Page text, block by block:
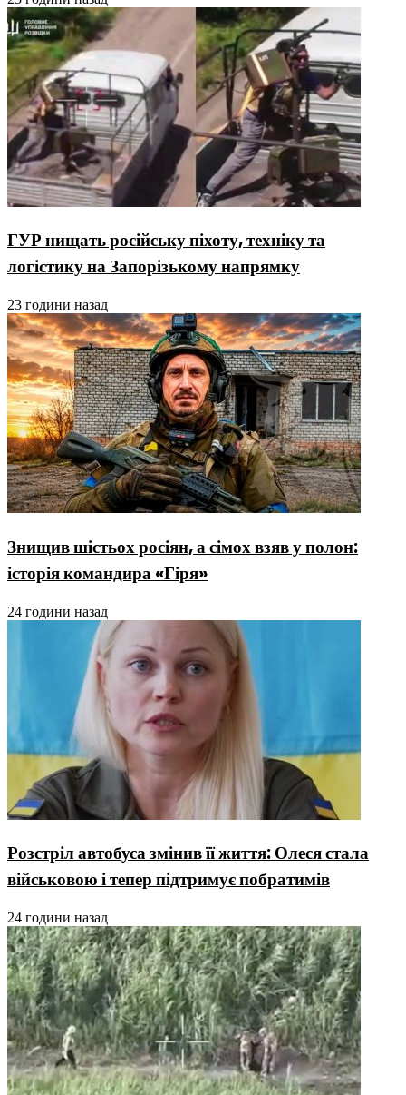
ГУР нищать російську піхоту, техніку та
логістику на Запорізькому напрямку
23 години назад
Знищив шістьох росіян, а сімох взяв у полон:
історія командира «Гіря»
24 години назад
Розстріл автобуса змінив її життя: Олеся стала
військовою і тепер підтримує побратимів
24 години назад